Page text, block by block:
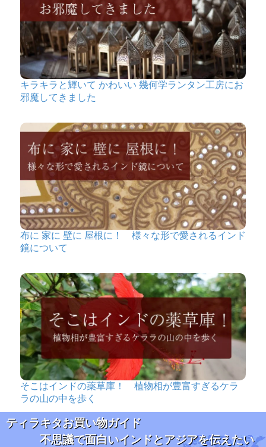
キラキラと輝いて かわいい 幾何学ランタン工房にお
邪魔してきました
布に 家に 壁に 屋根に！ 様々な形で愛されるインド
鏡について
そこはインドの薬草庫！ 植物相が豊富すぎるケラ
ラの山の中を歩く
ティラキタお買い物ガイド
不思議で面白いインドとアジアを伝えたい